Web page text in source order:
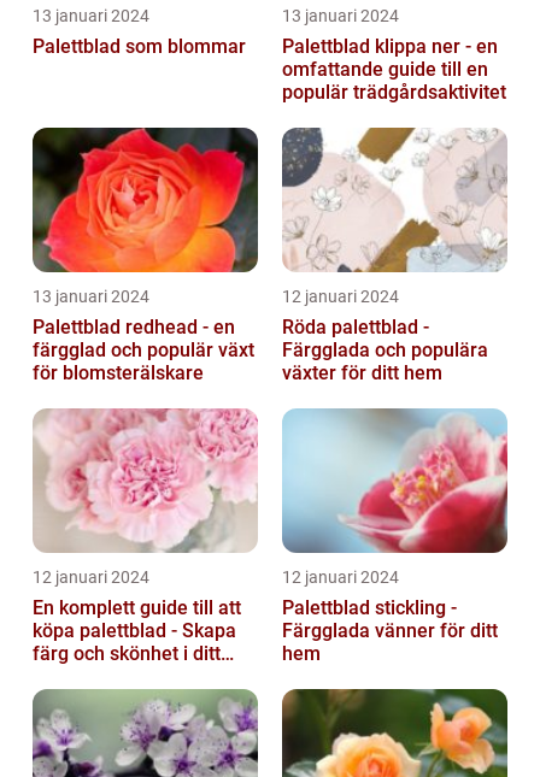
13 januari 2024
Palettblad som blommar
13 januari 2024
Palettblad klippa ner - en
omfattande guide till en
populär trädgårdsaktivitet
13 januari 2024
Palettblad redhead - en
färgglad och populär växt
för blomsterälskare
12 januari 2024
Röda palettblad -
Färgglada och populära
växter för ditt hem
12 januari 2024
En komplett guide till att
köpa palettblad - Skapa
färg och skönhet i ditt
12 januari 2024
Palettblad stickling -
Färgglada vänner för ditt
hem